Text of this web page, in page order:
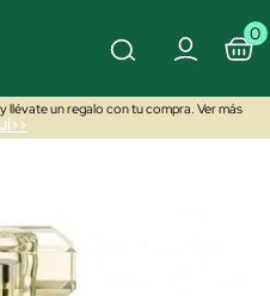
0
llévate un regalo con tu compra. Ver más